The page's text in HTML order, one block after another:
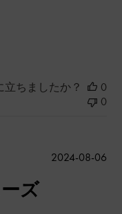
ちましたか？
0
0
ズ
公
2024-08-06